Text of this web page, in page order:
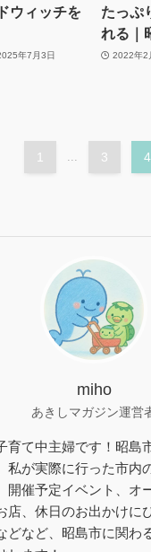
ウィッチを
年7月3日
たっぷ
れる｜
2022年2
1 3 4
miho
あきしマガジン運営
育て中主婦です！昭島
私が実際に行った市内
開催予定イベント、オ
店、休日のお出かけに
どなど、昭島市に関わ